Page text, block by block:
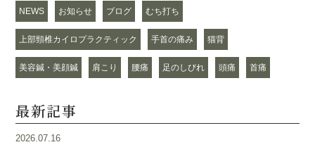
NEWS お知らせ ブログ むち打ち
上部頸椎カイロプラクティック 手首の痛み 猫背
美容鍼・美顔鍼 肩こり 腰痛 足のしびれ 頭痛 首痛
最新記事
2026.07.16